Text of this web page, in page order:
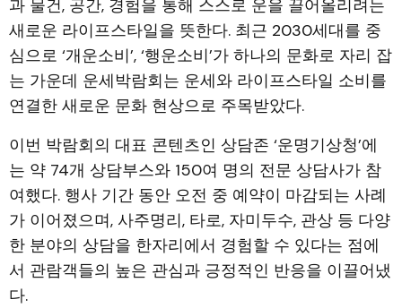
과 물건, 공간, 경험을 통해 스스로 운을 끌어올리려는
새로운 라이프스타일을 뜻한다. 최근 2030세대를 중
심으로 ‘개운소비’, ‘행운소비’가 하나의 문화로 자리 잡
는 가운데 운세박람회는 운세와 라이프스타일 소비를
연결한 새로운 문화 현상으로 주목받았다.
이번 박람회의 대표 콘텐츠인 상담존 ‘운명기상청’에
는 약 74개 상담부스와 150여 명의 전문 상담사가 참
여했다. 행사 기간 동안 오전 중 예약이 마감되는 사례
가 이어졌으며, 사주명리, 타로, 자미두수, 관상 등 다양
한 분야의 상담을 한자리에서 경험할 수 있다는 점에
서 관람객들의 높은 관심과 긍정적인 반응을 이끌어냈
다.